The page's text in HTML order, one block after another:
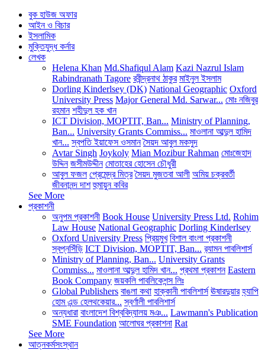
বুক হাউজ অফার
আইন ও বিচার
ইসলামিক
মুক্তিযুদ্ধ কর্নার
লেখক
Helena Khan Md.Shafiqul Alam Kazi Nazrul Islam
Rabindranath Tagore রবীন্দ্রনাথ ঠাকুর মাইনুল ইসলাম
Dorling Kinderlsey (DK) National Geographic Oxford
University Press Major General Md. Sarwar... মোঃ নজিবুর
রহমান শহীদুল হক খান
ICT Division, MOPTIT, Ban... Ministry of Planning,
Ban... University Grants Commiss... মাওলানা আব্দুল হামিদ
খান... স্বপতি ইয়াফেস ওসমান সৈয়দ আবুল মকসুদ
Avtar Singh Joykoly Mian Mozibur Rahman মোঃজেহাদ
উদ্দিন জসীমউদ্দীন মোতাহের হোসেন চৌধুরী
আবুল ফজল প্রেমেন্দ্র মিত্র সৈয়দ মুজতবা আলী অমিয় চক্রবর্তী
জীবনানন্দ দাশ হুমায়ুন কবির
See More
প্রকাশনী
অনুপম প্রকাশনী Book House University Press Ltd. Rohim
Law House National Geographic Dorling Kinderlsey
Oxford University Press প্রিয়মুখ বিশাল বাংলা প্রকাশনী
স্বপ্নসিঁড়ি ICT Division, MOPTIT, Ban... র‍্যামন পাবলিশার্স
Ministry of Planning, Ban... University Grants
Commiss... মাওলানা আব্দুল হামিদ খান... প্রথমা প্রকাশন Eastern
Book Company জয়কলি পাবলিকেশন্স লিঃ
Global Publishers বাঙলা কথা হাক্কানী পাবলিশার্স ঊষারদুয়ার হ্যাপি
হোম এন্ড হেলথকেয়ার... স্বর্ণালী পাবলিশার্স
অন্যধারা বাংলাদেশ বিশ্ববিদ্যালয় মঞ... Lawmann's Publication
SME Foundation আলোঘর প্রকাশনা Rat
See More
আত্নকর্মসংস্থান